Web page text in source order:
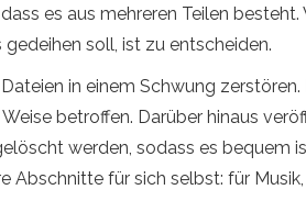
es aus mehreren Teilen
soll, ist zu entscheiden.
in einem Schwung zerstören.
betroffen. Darüber hinaus
werden, sodass es bequem
für sich selbst: für Musik,